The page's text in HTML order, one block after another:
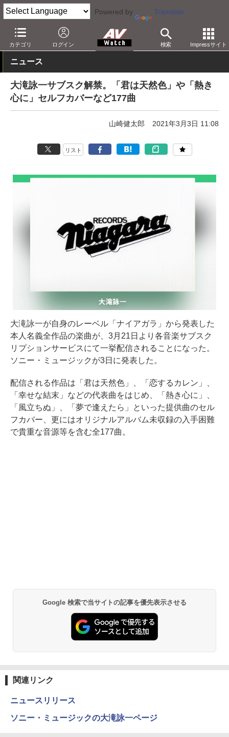
Powered by Translate
カテゴリ ログイン 検索 Impressサイト
AV Watch コンテンツ・サービス 音楽配信
ニュース
大滝詠一サブスク解禁。「君は天然色」や「熱き
心に」セルフカバーなど177曲
山崎健太郎 2021年3月3日 11:08
リスト
大滝詠一が自身のレーベル「ナイアガラ」から発表した
本人名義全作品の楽曲が、3月21日より各音楽サブスク
リプションサービスにて一挙配信されることになった。
ソニー・ミュージックが3日に発表した。
配信される作品は「君は天然色」、「恋するカレン」、
「幸せな結末」などの代表曲をはじめ、「熱き心に」、
「風立ちぬ」、「夢で逢えたら」といった提供曲のセル
フカバー、更にはオリジナルアルバム未収録の入手困難
で貴重な音源等を含む全177曲。
Google 検索で当サイトの記事を優先表示させる
関連リンク
ニュースリリース
ソニー・ミュージックの大滝詠一ページ